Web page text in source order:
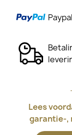
Paypal
Lees
garantie-,